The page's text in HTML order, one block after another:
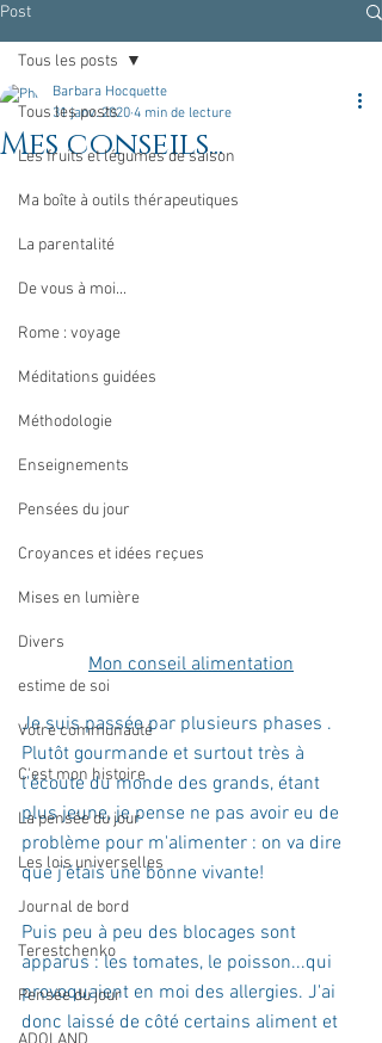
Post
Tous les posts
Les fruits et légumes de saison
Ma boîte à outils thérapeutiques
La parentalité
De vous à moi...
Rome : voyage
Méditations guidées
Méthodologie
Enseignements
Pensées du jour
Croyances et idées reçues
Mises en lumière
Divers
estime de soi
Votre communauté
C'est mon histoire
La pensée du jour
Les lois universelles
Journal de bord
Terestchenko
Pensée du jour
Tous les posts
Mes conseils...
Barbara Hocquette
31 janv. 2020 4 min de lecture
Mon conseil alimentation
Je suis passée par plusieurs phases .
Plutôt gourmande et surtout très à
l'écoute du monde des grands, étant
plus jeune, je pense ne pas avoir eu de
problème pour m'alimenter : on va dire
que j'étais une bonne vivante!
Puis peu à peu des blocages sont
apparus : les tomates, le poisson...qui
provoquaient en moi des allergies. J'ai
donc laissé de côté certains aliment et